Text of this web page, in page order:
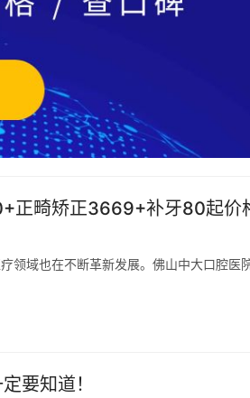
正畸矫正3669+补牙80起价
领域也在不断革新发展。佛山中大口腔医
要知道！